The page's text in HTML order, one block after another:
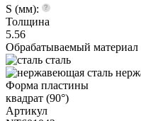
S (мм):
Толщина
5.56
Обрабатываемый материал
сталь
Форма пластины
квадрат (90°)
Артикул